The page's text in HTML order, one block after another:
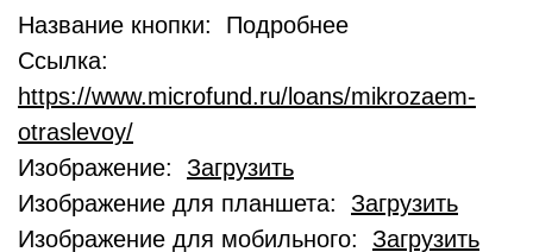
Название кнопки: Подробнее
Ссылка:
https://www.microfund.ru/loans/mikrozaem-
otraslevoy/
Изображение: Загрузить
Изображение для планшета: Загрузить
Изображение для мобильного: Загрузить